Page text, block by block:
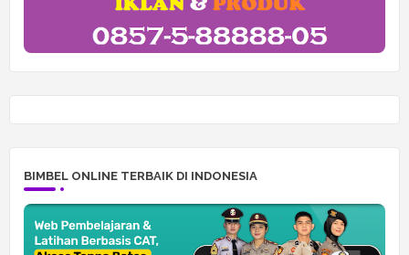
BIMBEL ONLINE TERBAIK DI INDONESIA